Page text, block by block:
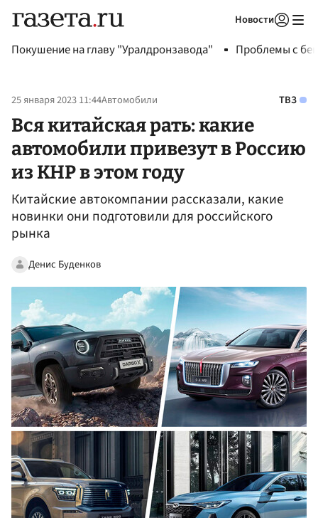
Новости
Покушение на главу "Уралдронзавода" Проблемы с
25 января 2023 11:44Автомобили ТВЗ
Вся китайская рать: какие
автомобили привезут в Россию
из КНР в этом году
Китайские автокомпании рассказали, какие
новинки они подготовили для российского
рынка
Денис Буденков